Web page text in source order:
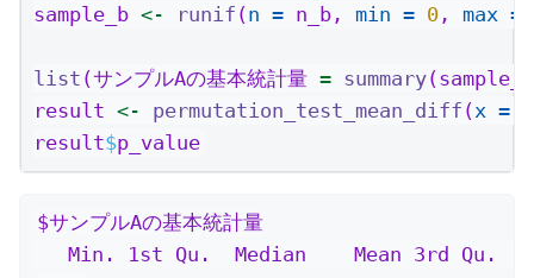
sample_b <- runif (n = n_b, min = 0 , max =
list (サンプルAの基本統計量 = summary
result <- permutation_test_mean_diff (x =
result$p_value
$サンプルAの基本統計量